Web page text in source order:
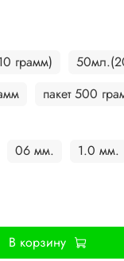
грамм)
пакет 500
06 мм. 1.0 мм.
В корзину